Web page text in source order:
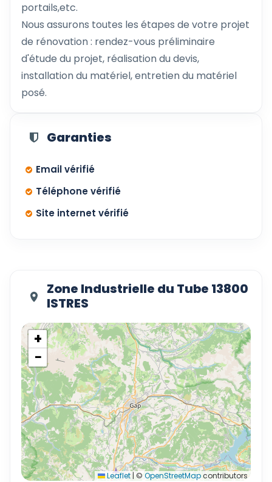
portails,etc.
Nous assurons toutes les étapes de votre projet
de rénovation : rendez-vous préliminaire
d'étude du projet, réalisation du devis,
installation du matériel, entretien du matériel
posé.
Garanties
Email vérifié
Téléphone vérifié
Site internet vérifié
Zone Industrielle du Tube 13800
ISTRES
+
−
Leaflet | © OpenStreetMapcontributors